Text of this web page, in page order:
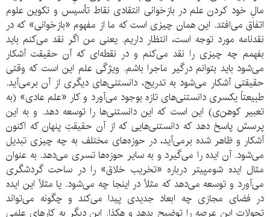
مالِ خود کردن علم در بازخوانی انتقادی نقاط تأسیس و تکوین علوم
اتفاق می‌افتد. این همان چیزی است که ما از مفهوم «بازخوانی» که در
نقدنامه مورد توجه است، انتظار داریم. یعنی من اگر نقد می‌کنم باید
بفهمم چه چیزی را نقد می‌کنم و در نقطه‌ای که آن حقیقت آشکار
می‌شود باید بتوانم درگیر ماجرا باشم. ویژگی علم این است که وقتی
حقیقتی آشکار می‌شود به تدریج، دانستنی‌های دیگری از آن برمی‌آید.
طبیعتاً یکسری دانستنی‌های تازه بوجود می‌آورد و کار «علم عادی» (به
تعبیر کوهن‌ی) این است که این دانستنی‌ها را توسعه دهد. و به این
پرسش پاسخ دهد که دانستنی‌هایی که از آن حقیقتِ پنهان که اکنون
آشکار و ظاهر شده برمی‌آید، در حوزه‌های مختلف به چه چیزی تبدیل
می‌شود. آن ایده را می‌گیرد و به سایر حوزه‌ها تسری می‌دهد. به عنوان
مثال ایده شومپیتر درباره «تخریب خلاق» را در ساحت گردشگری
می‌آورد و توسعه می‌دهد که مثلاً در اینجا چه می‌شود. یا مثلاً این ایده
در فضای مجازی چه ابعاد جدیدی پیدا می‌کند و چگونه می‌تواند
تحولات این عرصه را توضیح بدهد و هکذا. این دیگر به کارهای علمی